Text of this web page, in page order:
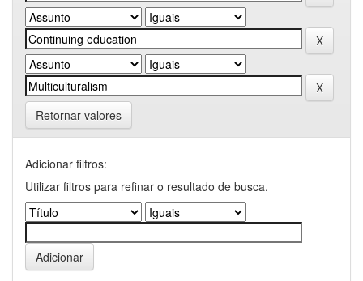
Retornar valores
Adicionar filtros:
Utilizar filtros para refinar o resultado de busca.